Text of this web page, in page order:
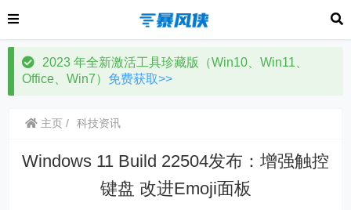
2023 年全新激活工具珍藏版（Win10、Win11、
Office、Win7） 免费获取>>
主页 科技资讯
Windows 11 Build 22504发布：增强触控
键盘 改进Emoji面板